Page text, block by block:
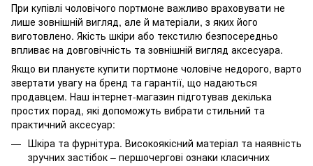
При купівлі чоловічого портмоне важливо враховувати не
лише зовнішній вигляд, але й матеріали, з яких його
виготовлено. Якість шкіри або текстилю безпосередньо
впливає на довговічність та зовнішній вигляд аксесуара.
Якщо ви плануєте купити портмоне чоловіче недорого, варто
звертати увагу на бренд та гарантії, що надаються
продавцем. Наш інтернет-магазин підготував декілька
простих порад, які допоможуть вибрати стильний та
практичний аксесуар:
Шкіра та фурнітура. Високоякісний матеріал та наявність
зручних застібок – першочергові ознаки класичних